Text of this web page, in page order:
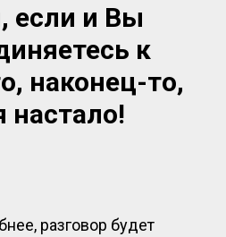
если и Вы
к
наконец-то,
настало!
разговор будет